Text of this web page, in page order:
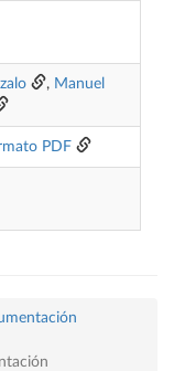
, Manuel
PDF